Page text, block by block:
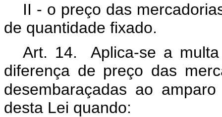
II - o preço das
de quantidade fixado.
Art. 14. Aplica-se a
diferença de preço das
desembaraçadas ao
desta Lei quando: